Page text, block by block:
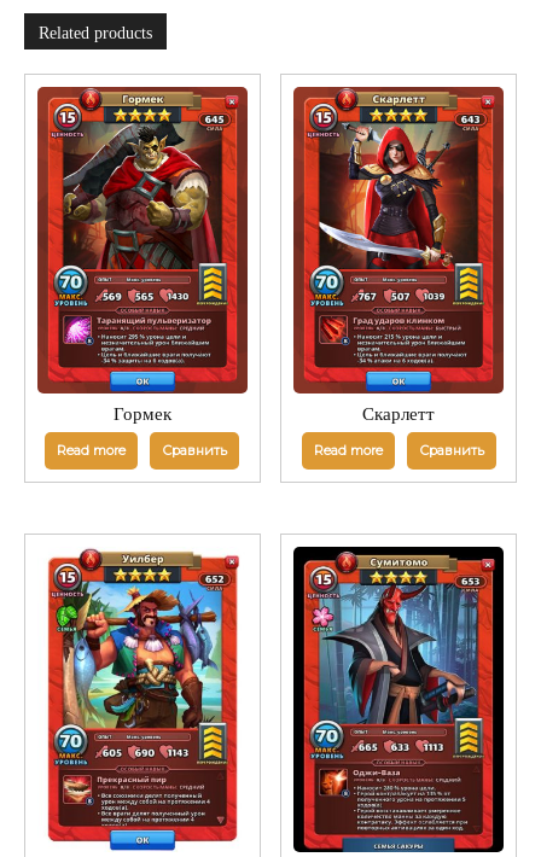
Related products
Гормек
Read more Сравнить
Скарлетт
Read more Сравнить